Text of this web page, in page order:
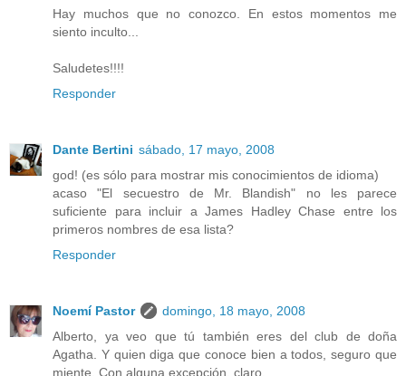
Hay muchos que no conozco. En estos momentos me
siento inculto...
Saludetes!!!!
Responder
Dante Bertini sábado, 17 mayo, 2008
god! (es sólo para mostrar mis conocimientos de idioma)
acaso "El secuestro de Mr. Blandish" no les parece
suficiente para incluir a James Hadley Chase entre los
primeros nombres de esa lista?
Responder
Noemí Pastor
domingo, 18 mayo, 2008
Alberto, ya veo que tú también eres del club de doña
Agatha. Y quien diga que conoce bien a todos, seguro que
miente. Con alguna excepción, claro.